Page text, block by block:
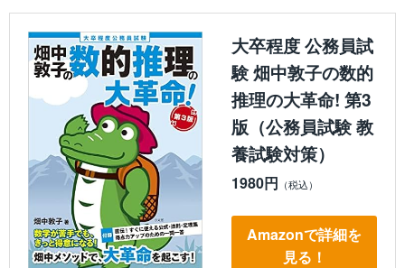
大卒程度 公務員試
験 畑中敦子の数的
推理の大革命! 第3
版（公務員試験 教
養試験対策）
1980円
Amazonで詳細を
見る！